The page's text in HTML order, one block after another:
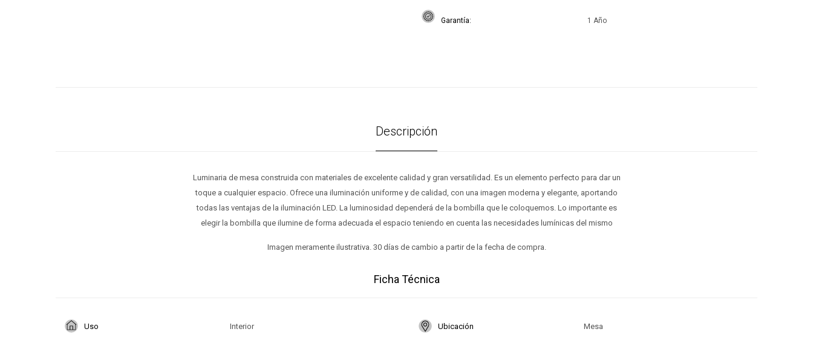
Garantía 1 Año
Descripción
Luminaria de mesa construida con materiales de excelente calidad y gran versatilidad. Es un elemento perfecto para dar un
toque a cualquier espacio. Ofrece una iluminación uniforme y de calidad, con una imagen moderna y elegante, aportando
todas las ventajas de la iluminación LED. La luminosidad dependerá de la bombilla que le coloquemos. Lo importante es
elegir la bombilla que ilumine de forma adecuada el espacio teniendo en cuenta las necesidades lumínicas del mismo
Imagen meramente ilustrativa. 30 días de cambio a partir de la fecha de compra.
Ficha Técnica
Uso Interior Ubicación Mesa